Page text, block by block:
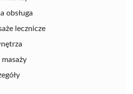
obsługa
lecznicze